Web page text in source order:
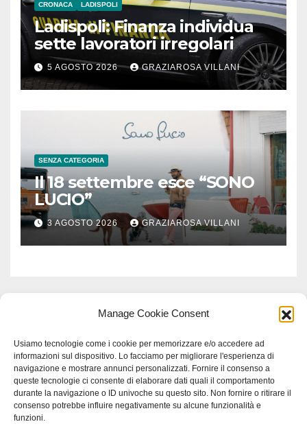
Manage Cookie Consent
Usiamo tecnologie come i cookie per memorizzare e/o accedere ad
informazioni sul dispositivo. Lo facciamo per migliorare l'esperienza di
navigazione e mostrare annunci personalizzati. Fornire il consenso a
queste tecnologie ci consente di elaborare dati quali il comportamento
durante la navigazione o ID univoche su questo sito. Non fornire o ritirare il
consenso potrebbe influire negativamente su alcune funzionalità e
funzioni.
CRONACA LADISPOLI
Ladispoli: Finanza individua
sette lavoratori irregolari
5 AGOSTO 2026 GRAZIAROSA VILLANI
SENZA CATEGORIA
Il 18 settembre esce “SONO
LUCIO”
3 AGOSTO 2026 GRAZIAROSA VILLANI